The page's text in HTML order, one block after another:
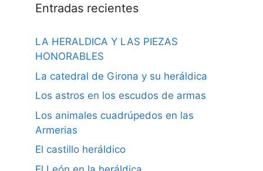
Entradas recientes
LA HERALDICA Y LAS PIEZAS
HONORABLES
La catedral de Girona y su heráldica
Los astros en los escudos de armas
Los animales cuadrúpedos en las
Armerias
El castillo heráldico